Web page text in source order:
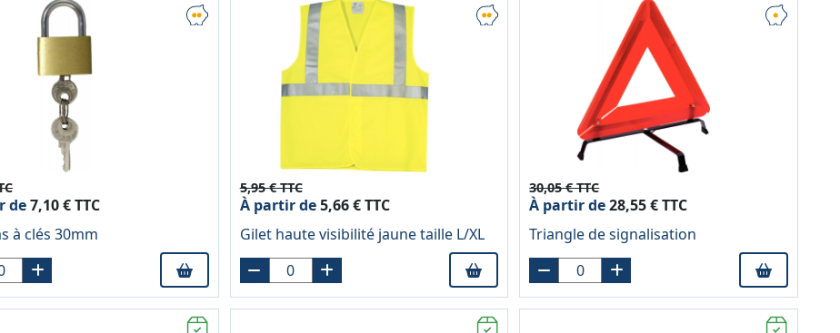
de7,10 € TTC
à clés 30mm
5,95 € TTC
À partir de5,66 € TTC
Gilet haute visibilité jaune taille L/XL
30,05 € TTC
À partir de28,55 € TTC
Triangle de signalisation